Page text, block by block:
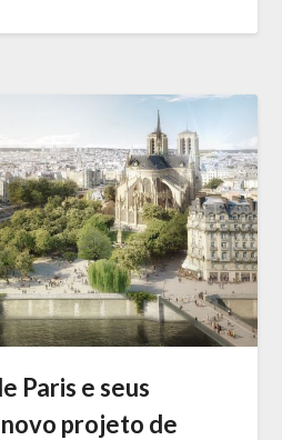
Paris e seus
projeto de